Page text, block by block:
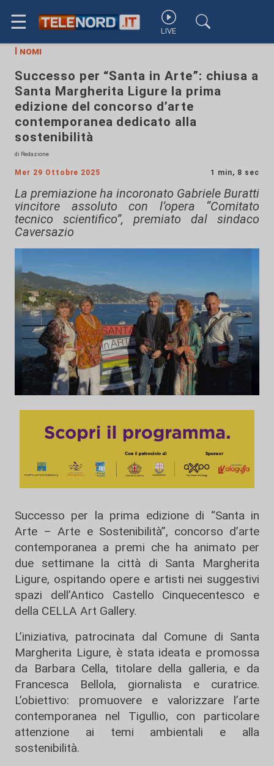
☰ LIVE
I nomi
Successo per “Santa in Arte”: chiusa a
Santa Margherita Ligure la prima
edizione del concorso d’arte
contemporanea dedicato alla
sostenibilità
di Redazione
Mer 29 Ottobre 2025 1 min, 8 sec
La premiazione ha incoronato Gabriele Buratti
vincitore assoluto con l’opera “Comitato
tecnico scientifico”, premiato dal sindaco
Caversazio
Successo per la prima edizione di “Santa in
Arte – Arte e Sostenibilità”, concorso d’arte
contemporanea a premi che ha animato per
due settimane la città di Santa Margherita
Ligure, ospitando opere e artisti nei suggestivi
spazi dell’Antico Castello Cinquecentesco e
della CELLA Art Gallery.
L’iniziativa, patrocinata dal Comune di Santa
Margherita Ligure, è stata ideata e promossa
da Barbara Cella, titolare della galleria, e da
Francesca Bellola, giornalista e curatrice.
L’obiettivo: promuovere e valorizzare l’arte
contemporanea nel Tigullio, con particolare
attenzione ai temi ambientali e alla
sostenibilità.